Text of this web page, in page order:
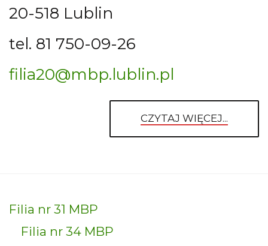
20-518 Lublin
tel. 81 750-09-26
filia20@mbp.lublin.pl
CZYTAJ WIĘCEJ...
Filia nr 31 MBP
Filia nr 34 MBP